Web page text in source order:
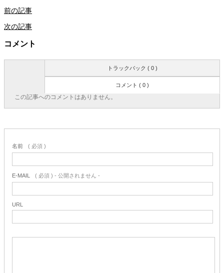
前の記事
次の記事
コメント
トラックバック ( 0 )
コメント ( 0 )
この記事へのコメントはありません。
名前 ( 必須 )
E-MAIL ( 必須 ) - 公開されません -
URL